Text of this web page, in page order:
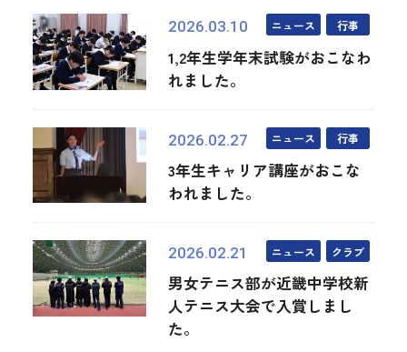
2026.03.10 ニュース 行事
1,2年生学年末試験がおこなわ
れました。
2026.02.27 ニュース 行事
3年生キャリア講座がおこな
われました。
2026.02.21 ニュース クラブ
男女テニス部が近畿中学校新
人テニス大会で入賞しまし
た。